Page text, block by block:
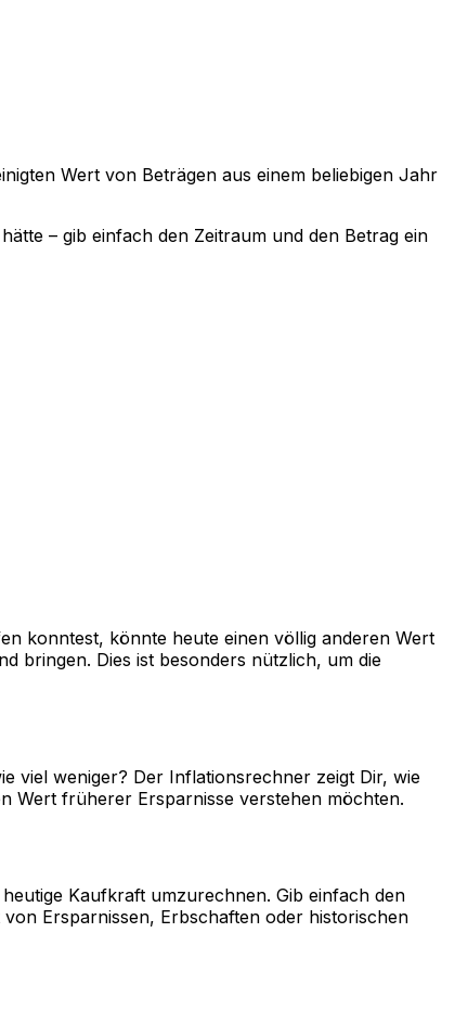
Wert von Beträgen aus einem beliebigen Jahr
– gib einfach den Zeitraum und den Betrag ein
konntest, könnte heute einen völlig anderen Wert
bringen. Dies ist besonders nützlich, um die
viel weniger? Der Inflationsrechner zeigt Dir, wie
Wert früherer Ersparnisse verstehen möchten.
Kaufkraft umzurechnen. Gib einfach den
Ersparnissen, Erbschaften oder historischen